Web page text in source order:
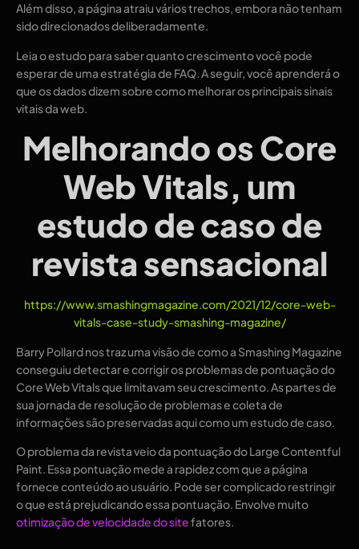
Além disso, a página atraiu vários trechos, embora não tenham
sido direcionados deliberadamente.
Leia o estudo para saber quanto crescimento você pode
esperar de uma estratégia de FAQ. A seguir, você aprenderá o
que os dados dizem sobre como melhorar os principais sinais
vitais da web.
Melhorando os Core
Web Vitals, um
estudo de caso de
revista sensacional
https://www.smashingmagazine.com/2021/12/core-web-
vitals-case-study-smashing-magazine/
Barry Pollard nos traz uma visão de como a Smashing Magazine
conseguiu detectar e corrigir os problemas de pontuação do
Core Web Vitals que limitavam seu crescimento. As partes de
sua jornada de resolução de problemas e coleta de
informações são preservadas aqui como um estudo de caso.
O problema da revista veio da pontuação do Large Contentful
Paint. Essa pontuação mede a rapidez com que a página
fornece conteúdo ao usuário. Pode ser complicado restringir
o que está prejudicando essa pontuação. Envolve muito
otimização de velocidade do sitefatores.